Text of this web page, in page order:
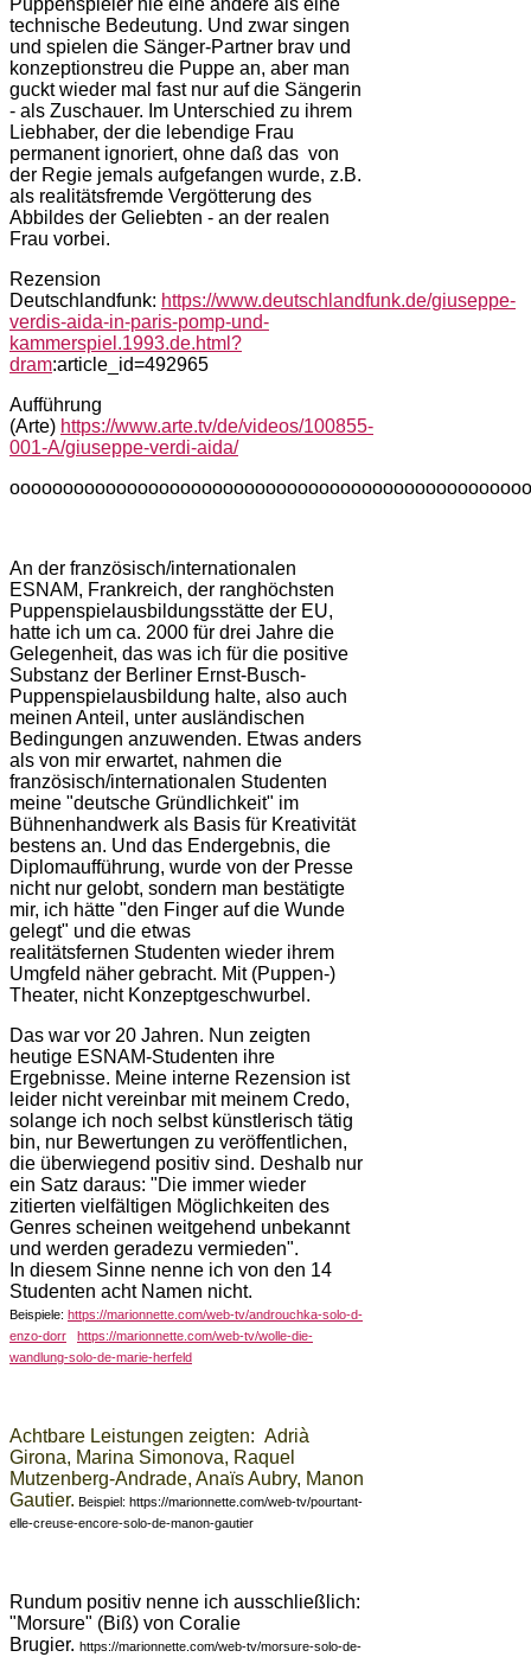
technische Bedeutung. Und zwar singen
und spielen die Sänger-Partner brav und
konzeptionstreu die Puppe an, aber man
guckt wieder mal fast nur auf die Sängerin
- als Zuschauer. Im Unterschied zu ihrem
Liebhaber, der die lebendige Frau
permanent ignoriert, ohne daß das von
der Regie jemals aufgefangen wurde, z.B.
als realitätsfremde Vergötterung des
Abbildes der Geliebten - an der realen
Frau vorbei.
Rezension
Deutschlandfunk: https://www.deutschlandfunk.de/giuseppe-
verdis-aida-in-paris-pomp-und-
kammerspiel.1993.de.html?
dram:article_id=492965
Aufführung
(Arte) https://www.arte.tv/de/videos/100855-
001-A/giuseppe-verdi-aida/
An der französisch/internationalen
ESNAM, Frankreich, der ranghöchsten
Puppenspielausbildungsstätte der EU,
hatte ich um ca. 2000 für drei Jahre die
Gelegenheit, das was ich für die positive
Substanz der Berliner Ernst-Busch-
Puppenspielausbildung halte, also auch
meinen Anteil, unter ausländischen
Bedingungen anzuwenden. Etwas anders
als von mir erwartet, nahmen die
französisch/internationalen Studenten
meine "deutsche Gründlichkeit" im
Bühnenhandwerk als Basis für Kreativität
bestens an. Und das Endergebnis, die
Diplomaufführung, wurde von der Presse
nicht nur gelobt, sondern man bestätigte
mir, ich hätte "den Finger auf die Wunde
gelegt" und die etwas
realitätsfernen Studenten wieder ihrem
Umgfeld näher gebracht. Mit (Puppen-)
Theater, nicht Konzeptgeschwurbel.
Das war vor 20 Jahren. Nun zeigten
heutige ESNAM-Studenten ihre
Ergebnisse. Meine interne Rezension ist
leider nicht vereinbar mit meinem Credo,
solange ich noch selbst künstlerisch tätig
bin, nur Bewertungen zu veröffentlichen,
die überwiegend positiv sind. Deshalb nur
ein Satz daraus: "Die immer wieder
zitierten vielfältigen Möglichkeiten des
Genres scheinen weitgehend unbekannt
und werden geradezu vermieden".
In diesem Sinne nenne ich von den 14
Studenten acht Namen nicht.
Beispiele: https://marionnette.com/web-tv/androuchka-solo-d-
enzo-dorr
https://marionnette.com/web-tv/wolle-die-
wandlung-solo-de-marie-herfeld
Achtbare Leistungen zeigten: Adrià
Girona, Marina Simonova, Raquel
Mutzenberg-Andrade, Anaïs Aubry, Manon
Gautier. Beispiel: https://marionnette.com/web-tv/pourtant-
elle-creuse-encore-solo-de-manon-gautier
Rundum positiv nenne ich ausschließlich:
"Morsure" (Biß) von Coralie
Brugier. https://marionnette.com/web-tv/morsure-solo-de-